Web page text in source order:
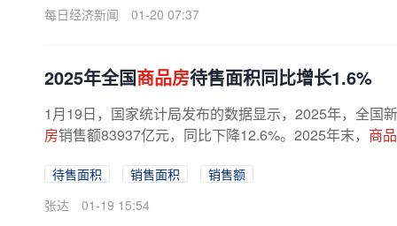
每日经济新闻
01-20 07:37
2025年全国商品房待售面积同比增长1.6%
1月19日，国家统计局发布的数据显示，2025年，全国
房销售额83937亿元，同比下降12.6%。2025年末， 商
待售面积 销售面积
销售额
张达
01-19 15:54